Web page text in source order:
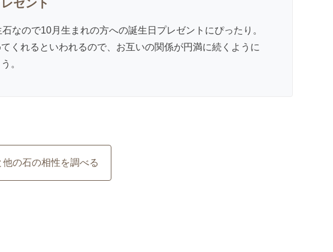
ゼント
なので10月生まれの方への誕生日プレゼントにぴったり。
くれるといわれるので、お互いの関係が円満に続くように
。
の石の相性を調べる